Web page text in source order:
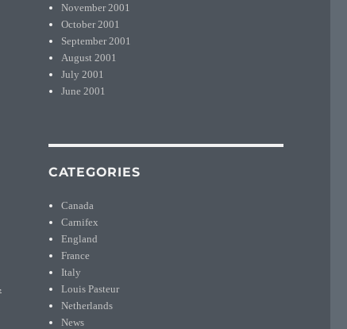
November 2001
October 2001
September 2001
August 2001
July 2001
June 2001
CATEGORIES
Canada
Carnifex
England
France
Italy
Louis Pasteur
Netherlands
News